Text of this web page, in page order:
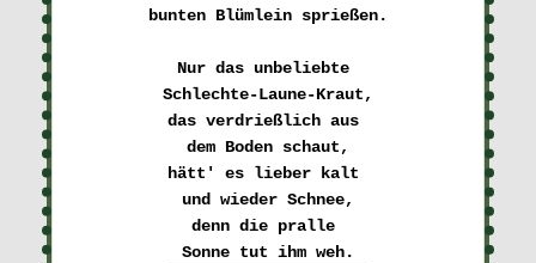
bunten Blümlein sprießen.
Nur das unbeliebte
Schlechte-Laune-Kraut,
das verdrießlich aus
dem Boden schaut,
hätt' es lieber kalt
und wieder Schnee,
denn die pralle